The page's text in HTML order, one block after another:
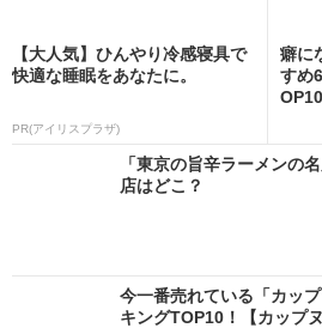
【大人気】ひんやり冷感寝具で
快適な睡眠をあなたに。
PR(アイリスプラザ)
癖に
すめ
「東京の旨辛ラーメン
店はどこ？
今一番売れている「カッ
キングTOP10！【カップ